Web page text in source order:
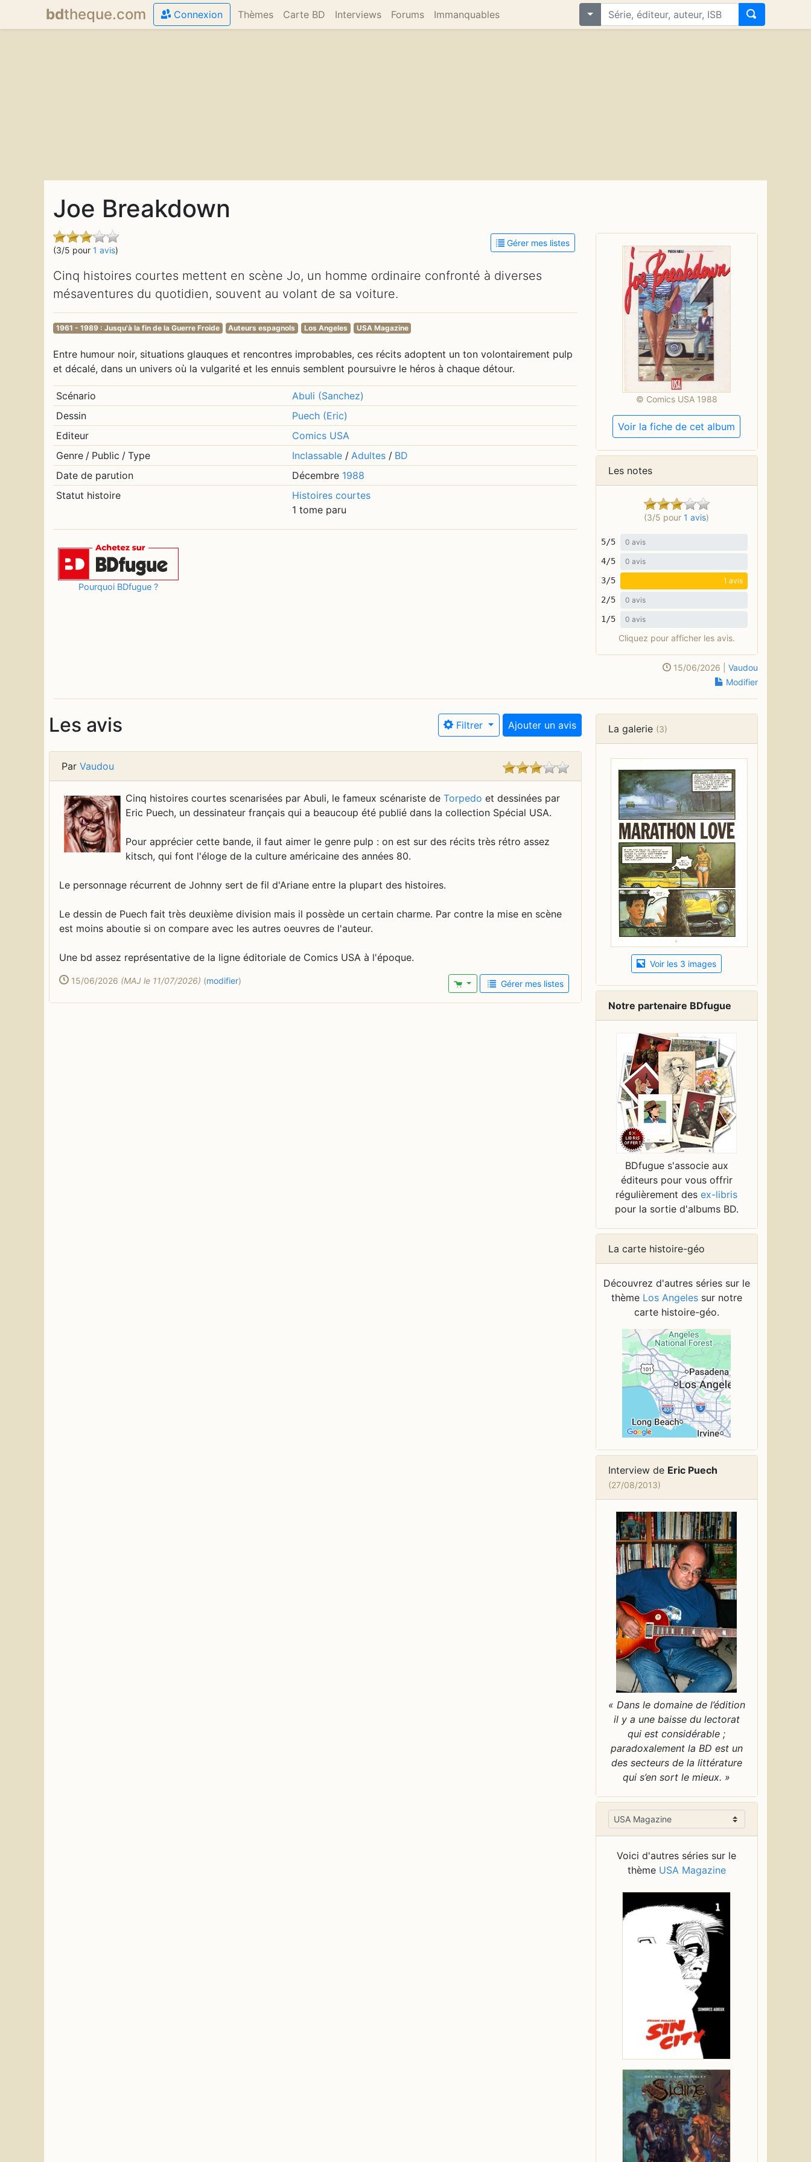
bdtheque.com Connexion Thèmes Carte BD Interviews Forums Immanquables
Joe Breakdown
(3/5 pour 1 avis)
Gérer mes listes
Cinq histoires courtes mettent en scène Jo, un homme ordinaire confronté à diverses
mésaventures du quotidien, souvent au volant de sa voiture.
1961 - 1989 : Jusqu'à la fin de la Guerre Froide Auteurs espagnols Los Angeles USA Magazine
Entre humour noir, situations glauques et rencontres improbables, ces récits adoptent un ton volontairement pulp
et décalé, dans un univers où la vulgarité et les ennuis semblent poursuivre le héros à chaque détour.
Scénario
Abuli (Sanchez)
Dessin
Puech (Eric)
Editeur
Comics USA
Genre / Public / Type Inclassable / Adultes / BD
Date de parution
Décembre 1988
Statut histoire
Histoires courtes
1 tome paru
Pourquoi BDfugue ?
© Comics USA 1988
Voir la fiche de cet album
Les notes
(3/5 pour1 avis)
5/5 0 avis
4/5 0 avis
3/5 1 avis
2/5 0 avis
1/5 0 avis
Cliquez pour afficher les avis.
15/06/2026 | Vaudou
Modifier
Les avis Filtrer Ajouter un avis
Par Vaudou
Cinq histoires courtes scenarisées par Abuli, le fameux scénariste de Torpedo et dessinées par
Eric Puech, un dessinateur français qui a beaucoup été publié dans la collection Spécial USA.
Pour apprécier cette bande, il faut aimer le genre pulp : on est sur des récits très rétro assez
kitsch, qui font l'éloge de la culture américaine des années 80.
Le personnage récurrent de Johnny sert de fil d'Ariane entre la plupart des histoires.
Le dessin de Puech fait très deuxième division mais il possède un certain charme. Par contre la mise en scène
est moins aboutie si on compare avec les autres oeuvres de l'auteur.
Une bd assez représentative de la ligne éditoriale de Comics USA à l'époque.
15/06/2026 (MAJ le 11/07/2026) (modifier) Gérer mes listes
La galerie (3)
Voir les 3 images
Notre partenaire BDfugue
BDfugue s'associe aux
éditeurs pour vous offrir
régulièrement desex-libris
pour la sortie d'albums BD.
La carte histoire-géo
Découvrez d'autres séries sur le
thème Los Angelessur notre
carte histoire-géo.
Interview de Eric Puech
(27/08/2013)
« Dans le domaine de l’édition
il y a une baisse du lectorat
qui est considérable ;
paradoxalement la BD est un
des secteurs de la littérature
qui s’en sort le mieux. »
Voici d'autres séries sur le
thème USA Magazine